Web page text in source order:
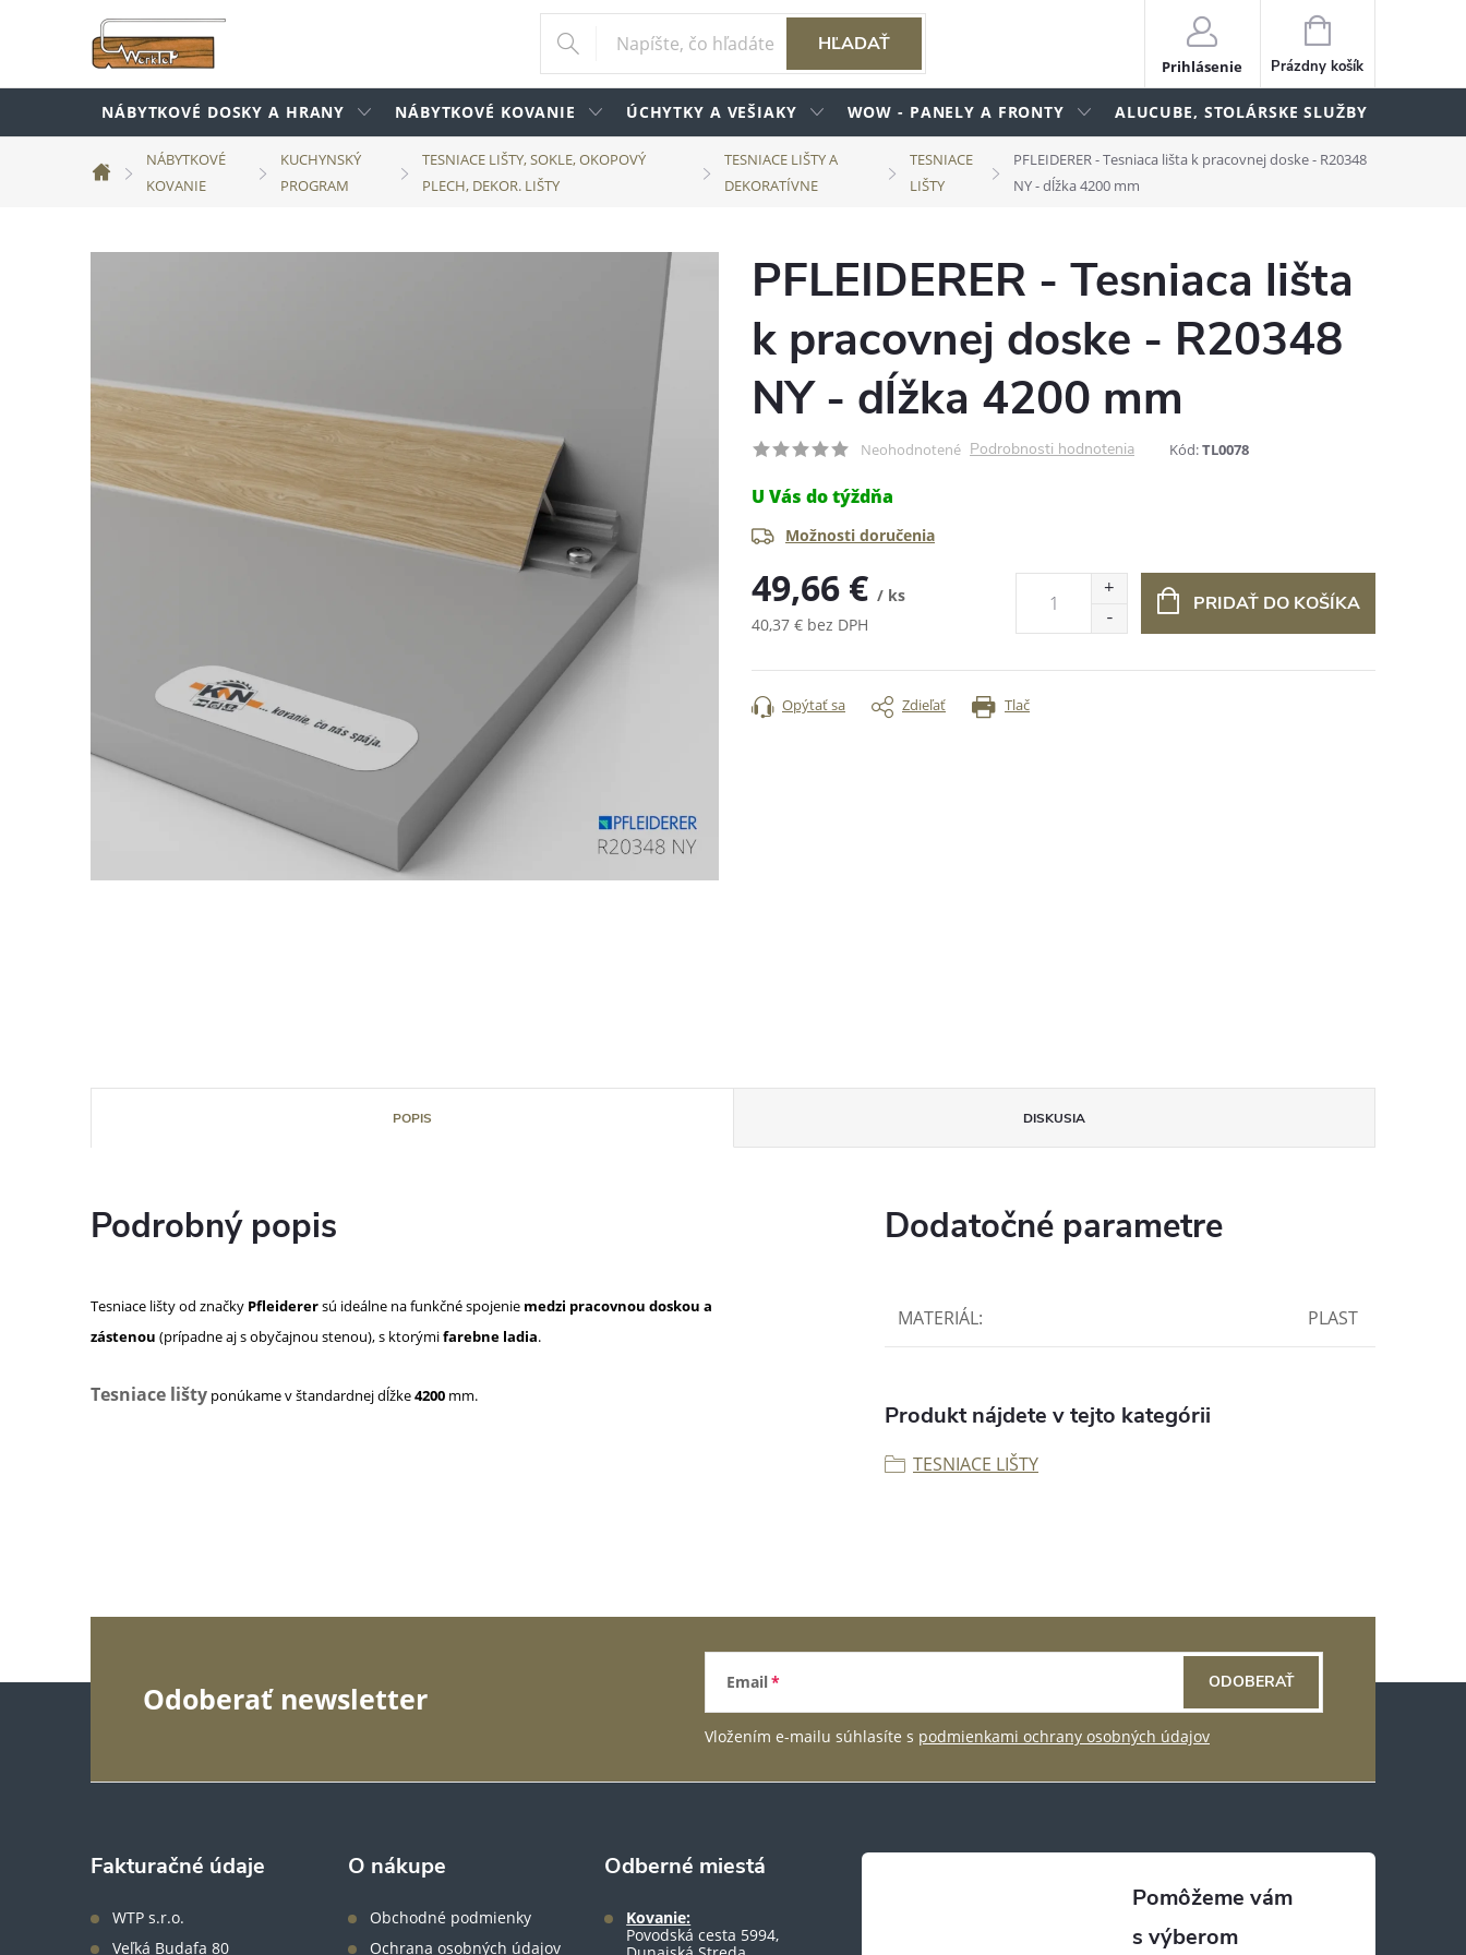
HĽADAŤ
Prihlásenie
NÁKUPNÝ
KOŠÍK
Prázdny košík
NÁBYTKOVÉ DOSKY A HRANY NÁBYTKOVÉ KOVANIE ÚCHYTKY A VEŠIAKY WOW - PANELY A FRONTY ALUCUBE, STOLÁRSKE SLUŽBY
Domov
NÁBYTKOVÉ
KOVANIE
KUCHYNSKÝ
PROGRAM
TESNIACE LIŠTY, SOKLE, OKOPOVÝ
PLECH, DEKOR. LIŠTY
TESNIACE LIŠTY A
DEKORATÍVNE
TESNIACE
LIŠTY
PFLEIDERER - Tesniaca lišta k pracovnej doske - R20348
NY - dĺžka 4200 mm
PFLEIDERER - Tesniaca lišta
k pracovnej doske - R20348
NY - dĺžka 4200 mm
Neohodnotené Podrobnosti hodnotenia Kód:TL0078
U Vás do týždňa
Možnosti doručenia
49,66 € / ks
40,37 € bez DPH
cena:
PRIDAŤ DO KOŠÍKA
Tlač
Opýtať sa Zdieľať
POPIS DISKUSIA
Podrobný popis
Tesniace lišty od značky Pfleiderersú ideálne na funkčné spojenie medzi pracovnou doskou a
zástenou (prípadne aj s obyčajnou stenou), s ktorýmifarebne ladia.
Tesniace lišty ponúkame v štandardnej dĺžke4200 mm.
Dodatočné parametre
MATERIÁL: PLAST
Produkt nájdete v tejto kategórii
TESNIACE LIŠTY
Odoberať newsletter Email
Vložením e-mailu súhlasíte s podmienkami ochrany osobných údajov
ODOBERAŤ
Fakturačné údaje
WTP s.r.o.
Veľká Budafa 80
O nákupe
Obchodné podmienky
Ochrana osobných údajov
Odberné miestá
Kovanie:
Povodská cesta 5994,